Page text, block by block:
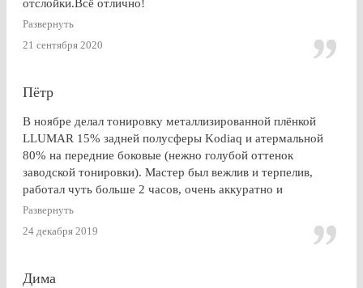
отслойки.Всё отлично!
Развернуть
21 сентября 2020
Пётр
В ноябре делал тонировку металлизированной плёнкой
LLUMAR 15% задней полусферы Kodiaq и атермальной
80% на передние боковые (нежно голубой оттенок
заводской тонировки). Мастер был вежлив и терпелив,
работал чуть больше 2 часов, очень аккуратно и
профессионально. Результат на 5+ ! Особенно приятно
получить гарантию на работу и плёнку. Отдельное спасибо
за консультацию, как до работ, так по их завершении!
Развернуть
24 декабря 2019
Дима